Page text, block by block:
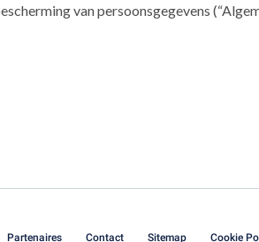
van persoonsgegevens
Partenaires Contact Sitemap Cookie